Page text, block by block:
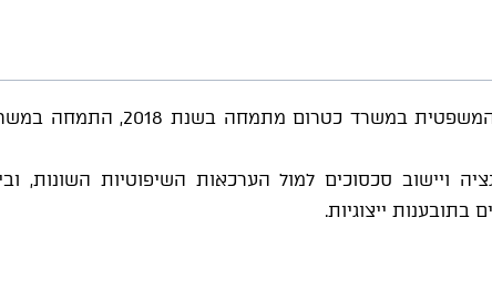
במשרד כטרום מתמחה בשנת 2018, התמחה במשרד ו
ויישוב סכסוכים למול הערכאות השיפוטיות השונות,
בתובענות ייצוגיות.